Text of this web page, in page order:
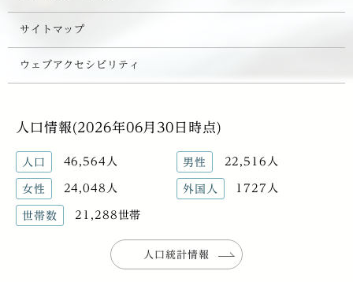
サイトマップ
ウェブアクセシビリティ
人口情報(2026年06月30日時点)
人口 46,564人 男性 22,516人
女性 24,048人 外国人 1727人
世帯数 21,288世帯
人口統計情報